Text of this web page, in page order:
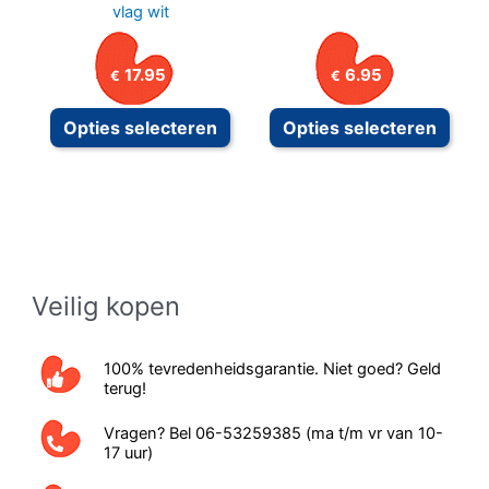
Veilig kopen
100% tevredenheidsgarantie. Niet goed? Geld
terug!
Vragen? Bel 06-53259385 (ma t/m vr van 10-
17 uur)
vlag wit
€ 17.95
Opties selecteren
Dit
product
worden
de
€ 6.95
Opties selecteren
Dit